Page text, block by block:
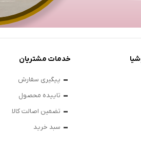
خدمات مشتریان
پیگیری سفارش
تاییده محصول
تضمین اصالت کالا
سبد خرید